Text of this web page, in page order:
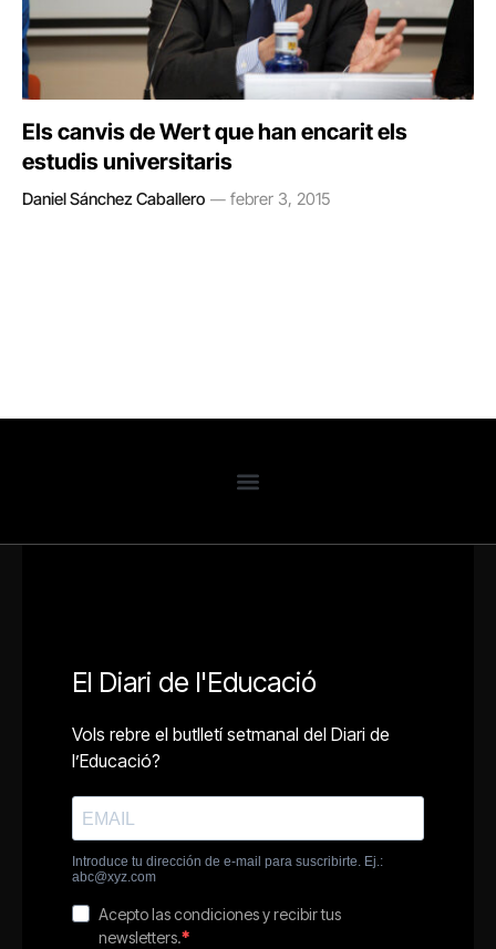
Els canvis de Wert que han encarit els
estudis universitaris
Daniel Sánchez Caballero febrer 3, 2015